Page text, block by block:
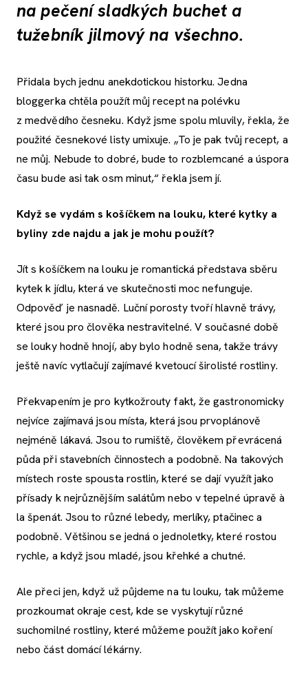
na pečení sladkých buchet a
tužebník jilmový na všechno.
Přidala bych jednu anekdotickou historku. Jedna
bloggerka chtěla použít můj recept na polévku
z medvědího česneku. Když jsme spolu mluvily, řekla, že
použité česnekové listy umixuje. „To je pak tvůj recept, a
ne můj. Nebude to dobré, bude to rozblemcané a úspora
času bude asi tak osm minut,“ řekla jsem jí.
Když se vydám s košíčkem na louku, které kytky a
byliny zde najdu a jak je mohu použít?
Jít s košíčkem na louku je romantická představa sběru
kytek k jídlu, která ve skutečnosti moc nefunguje.
Odpověď je nasnadě. Luční porosty tvoří hlavně trávy,
které jsou pro člověka nestravitelné. V současné době
se louky hodně hnojí, aby bylo hodně sena, takže trávy
ještě navíc vytlačují zajímavé kvetoucí širolisté rostliny.
Překvapením je pro kytkožrouty fakt, že gastronomicky
nejvíce zajímavá jsou místa, která jsou prvoplánově
nejméně lákavá. Jsou to rumiště, člověkem převrácená
půda při stavebních činnostech a podobně. Na takových
místech roste spousta rostlin, které se dají využít jako
přísady k nejrůznějším salátům nebo v tepelné úpravě à
la špenát. Jsou to různé lebedy, merlíky, ptačinec a
podobně. Většinou se jedná o jednoletky, které rostou
rychle, a když jsou mladé, jsou křehké a chutné.
Ale přeci jen, když už půjdeme na tu louku, tak můžeme
prozkoumat okraje cest, kde se vyskytují různé
suchomilné rostliny, které můžeme použít jako koření
nebo část domácí lékárny.